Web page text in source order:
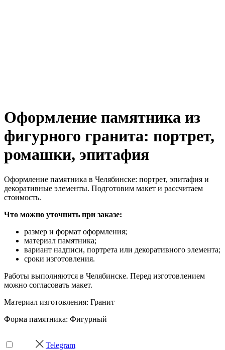
Оформление памятника из
фигурного гранита: портрет,
ромашки, эпитафия
Оформление памятника в Челябинске: портрет, эпитафия и
декоративные элементы. Подготовим макет и рассчитаем
стоимость.
Что можно уточнить при заказе:
размер и формат оформления;
материал памятника;
вариант надписи, портрета или декоративного элемента;
сроки изготовления.
Работы выполняются в Челябинске. Перед изготовлением
можно согласовать макет.
Материал изготовления: Гранит
Форма памятника: Фигурный
Telegram